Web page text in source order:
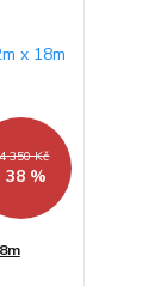
350 Kč
38 %